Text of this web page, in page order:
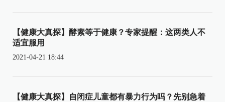
【健康大真探】酵素等于健康？专家提醒：这两类人不
适宜服用
2021-04-21 18:44
【健康大真探】自闭症儿童都有暴力行为吗？先别急着